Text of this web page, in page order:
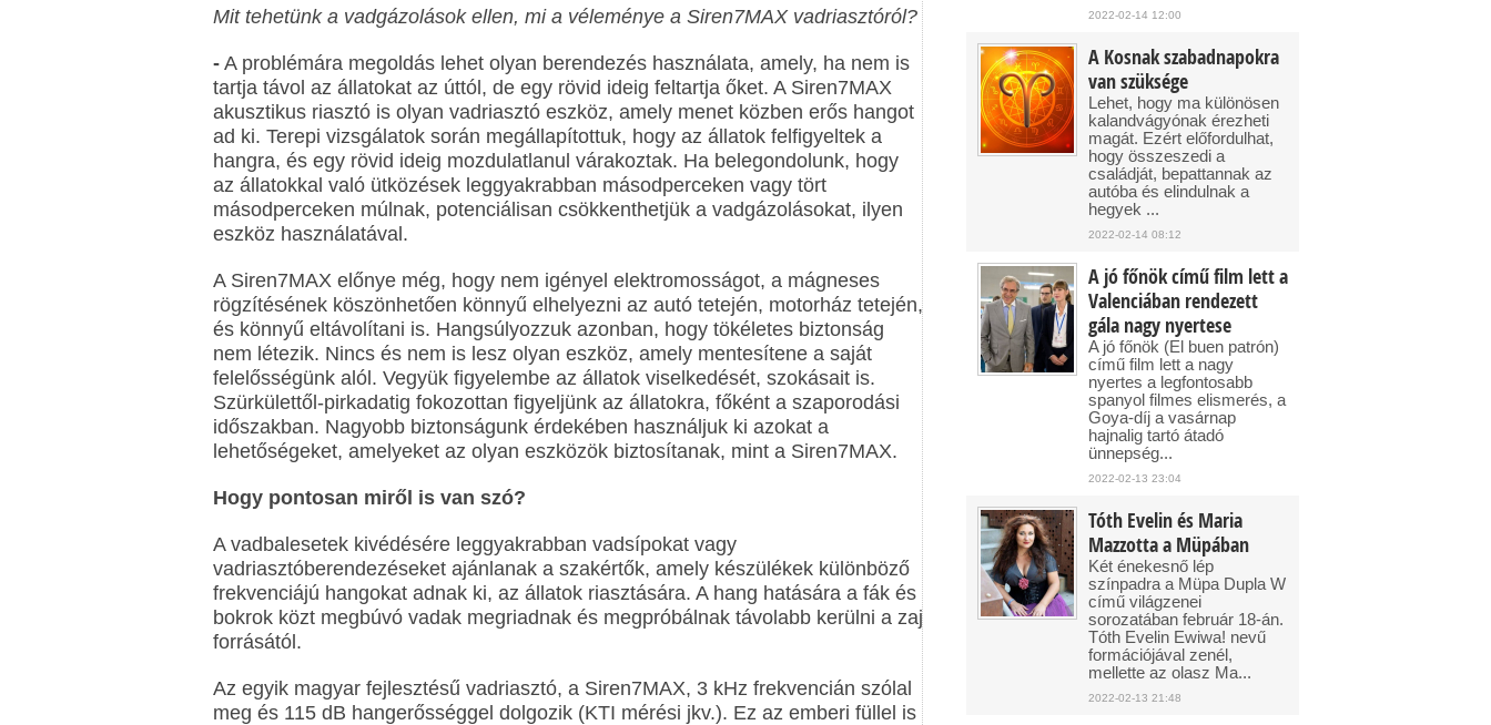
Mit tehetünk a vadgázolások ellen, mi a véleménye a Siren7MAX vadriasztóról?
- A problémára megoldás lehet olyan berendezés használata, amely, ha nem is
tartja távol az állatokat az úttól, de egy rövid ideig feltartja őket. A Siren7MAX
akusztikus riasztó is olyan vadriasztó eszköz, amely menet közben erős hangot
ad ki. Terepi vizsgálatok során megállapítottuk, hogy az állatok felfigyeltek a
hangra, és egy rövid ideig mozdulatlanul várakoztak. Ha belegondolunk, hogy
az állatokkal való ütközések leggyakrabban másodperceken vagy tört
másodperceken múlnak, potenciálisan csökkenthetjük a vadgázolásokat, ilyen
eszköz használatával.
A Siren7MAX előnye még, hogy nem igényel elektromosságot, a mágneses
rögzítésének köszönhetően könnyű elhelyezni az autó tetején, motorház tetején,
és könnyű eltávolítani is. Hangsúlyozzuk azonban, hogy tökéletes biztonság
nem létezik. Nincs és nem is lesz olyan eszköz, amely mentesítene a saját
felelősségünk alól. Vegyük figyelembe az állatok viselkedését, szokásait is.
Szürkülettől-pirkadatig fokozottan figyeljünk az állatokra, főként a szaporodási
időszakban. Nagyobb biztonságunk érdekében használjuk ki azokat a
lehetőségeket, amelyeket az olyan eszközök biztosítanak, mint a Siren7MAX.
Hogy pontosan miről is van szó?
A vadbalesetek kivédésére leggyakrabban vadsípokat vagy
vadriasztóberendezéseket ajánlanak a szakértők, amely készülékek különböző
frekvenciájú hangokat adnak ki, az állatok riasztására. A hang hatására a fák és
bokrok közt megbúvó vadak megriadnak és megpróbálnak távolabb kerülni a zaj
forrásától.
Az egyik magyar fejlesztésű vadriasztó, a Siren7MAX, 3 kHz frekvencián szólal
meg és 115 dB hangerősséggel dolgozik (KTI mérési jkv.). Ez az emberi füllel is
2022-02-14 12:00
A Kosnak szabadnapokra
van szüksége
Lehet, hogy ma különösen
kalandvágyónak érezheti
magát. Ezért előfordulhat,
hogy összeszedi a
családját, bepattannak az
autóba és elindulnak a
hegyek ...
2022-02-14 08:12
A jó főnök című film lett a
Valenciában rendezett
gála nagy nyertese
A jó főnök (El buen patrón)
című film lett a nagy
nyertes a legfontosabb
spanyol filmes elismerés, a
Goya-díj a vasárnap
hajnalig tartó átadó
ünnepség...
2022-02-13 23:04
Tóth Evelin és Maria
Mazzotta a Müpában
Két énekesnő lép
színpadra a Müpa Dupla W
című világzenei
sorozatában február 18-án.
Tóth Evelin Ewiwa! nevű
formációjával zenél,
mellette az olasz Ma...
2022-02-13 21:48